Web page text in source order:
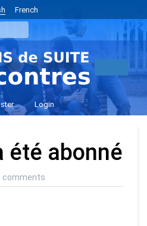
French
Login
été abonné
comments